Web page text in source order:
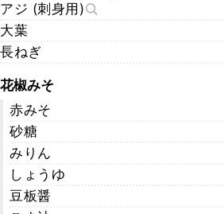
アジ (刺身用)
大葉
長ねぎ
花椒みそ
赤みそ
砂糖
みりん
しょうゆ
豆板醤